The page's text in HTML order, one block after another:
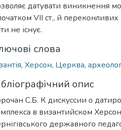
датувати виникнення
VII ст., й переконливих
не існує.
слова
, Херсон, Церква,
опис
С.Б. К дискуссии о
в византийском
державного